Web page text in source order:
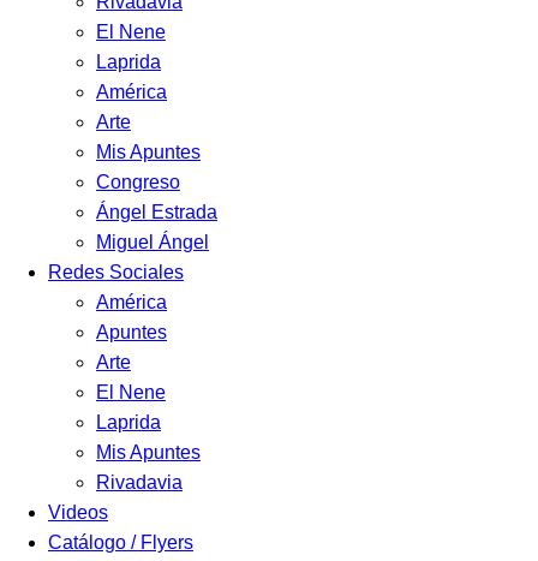
El Nene
Laprida
América
Arte
Mis Apuntes
Congreso
Ángel Estrada
Miguel Ángel
Redes Sociales
América
Apuntes
Arte
El Nene
Laprida
Mis Apuntes
Rivadavia
Videos
Catálogo / Flyers